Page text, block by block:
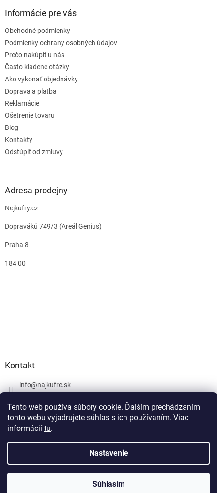
Tento web používa súbory cookie. Ďalším prechádzaním
tohto webu vyjadrujete súhlas s ich používaním. Viac
informácií tu.
Nastavenie
Súhlasím
Informácie pre vás
Obchodné podmienky
Podmienky ochrany osobných údajov
Prečo nakúpiť u nás
Často kladené otázky
Ako vykonať objednávky
Doprava a platba
Reklamácie
Ošetrenie tovaru
Blog
Kontakty
Odstúpiť od zmluvy
Adresa prodejny
Nejkufry.cz
Dopraváků 749/3 (Areál Genius)
Praha 8
184 00
Kontakt
info@najkufre.sk
Facebook
Vytvoril Shoptet
najkufre.sk. Všetky práva vyhradené.